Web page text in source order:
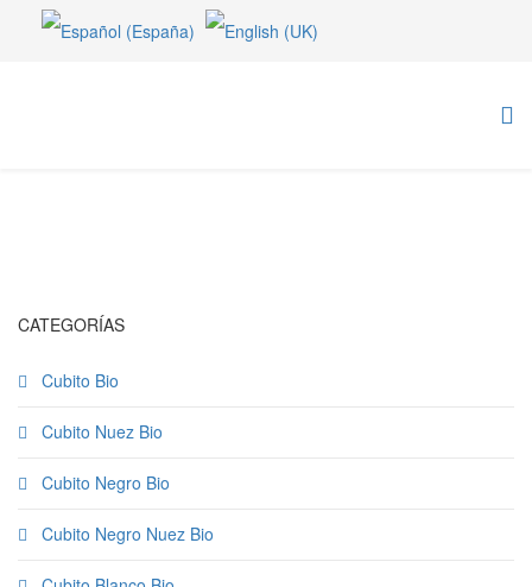
CATEGORÍAS
Cubito Bio
Cubito Nuez Bio
Cubito Negro Bio
Cubito Negro Nuez Bio